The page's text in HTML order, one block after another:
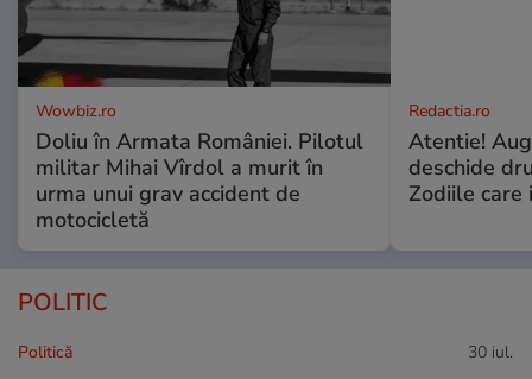
Wowbiz.ro
Doliu în Armata României. Pilotul
militar Mihai Vîrdol a murit în
urma unui grav accident de
motocicletă
Redactia.ro
Atentie!
deschide
Zodiile care
POLITIC
Politică 30 iul.